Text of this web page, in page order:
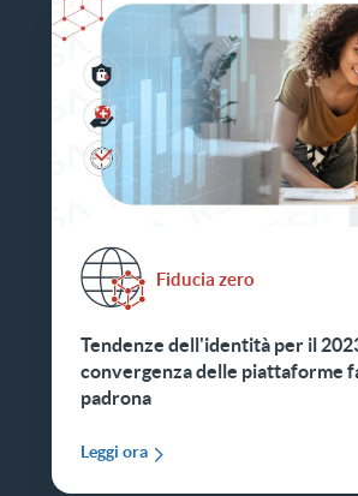
Fiducia zero
Tendenze dell'identità per il
convergenza delle piattaforme
padrona
Leggi ora